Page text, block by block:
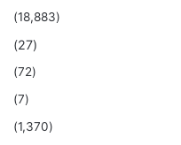
(18,883)
(27)
(72)
(7)
(1,370)